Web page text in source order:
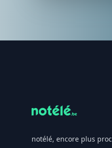
notélé, encore plus